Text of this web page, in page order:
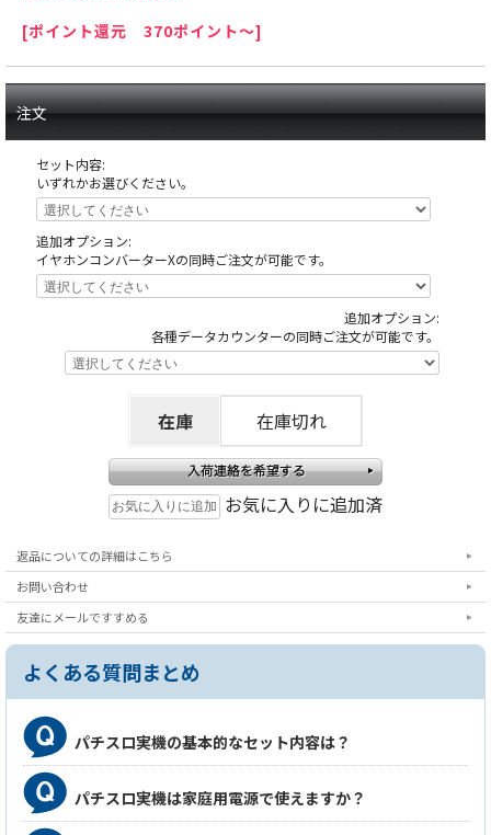
天井の木枠部分に島へ固定する為にホールが空けたネジ穴がありますが、これ
は修復できない部分ですので予めご了承下さい。
本機は設定キー差込部のプラカバーの爪が折れてい
る場合がございます。カバーの開閉をセンサーが感
知しますため爪が折れている個体につきましてはテ
問題ございません。ご注文の際は予めご了承くださ
いませ。
[ポイント還元 370ポイント～]
注文
セット内容:
いずれかお選びください。
追加オプション:
イヤホンコンバーターXの同時ご注文が可能です。
追加オプション:
各種データカウンターの同時ご注文が可能です。
在庫 在庫切れ
お気に入りに追加済
返品についての詳細はこちら
お問い合わせ
友達にメールですすめる
よくある質問まとめ
パチスロ実機の基本的なセット内容は？
パチスロ実機は家庭用電源で使えますか？